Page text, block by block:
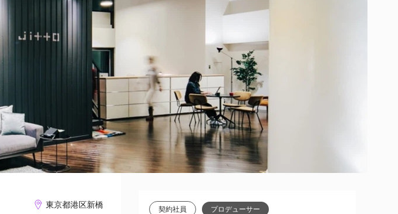
東京都港区新橋 契約社員 プロデューサー